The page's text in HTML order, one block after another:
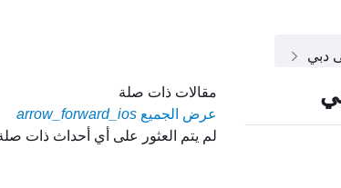
مقالات ذات صلة
عرض الجميع arrow_forward_ios
لم يتم العثور على أي أحداث ذات